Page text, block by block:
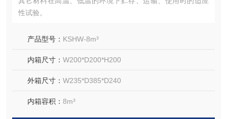
性试验。
产品型号： KSHW-8m³
内箱尺寸： W200*D200*H200
外箱尺寸： W235*D385*D240
内箱容积： 8m³